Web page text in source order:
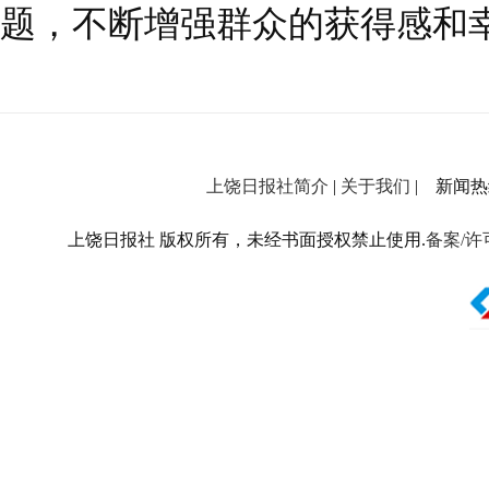
题，不断增强群众的获得感和
上饶日报社简介 | 关于我们 | 新闻热
上饶日报社 版权所有，未经书面授权禁止使用.备案/许